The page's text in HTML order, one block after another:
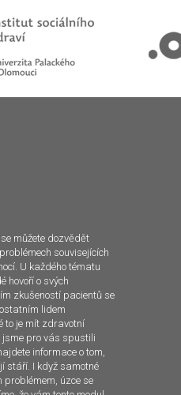
můžete dozvědět
souvisejících
U každého tématu
hovoří o svých
zkušeností pacientů se
lidem
to je mít zdravotní
jsme pro vás spustili
informace o tom,
stáří. I když samotné
úzce se